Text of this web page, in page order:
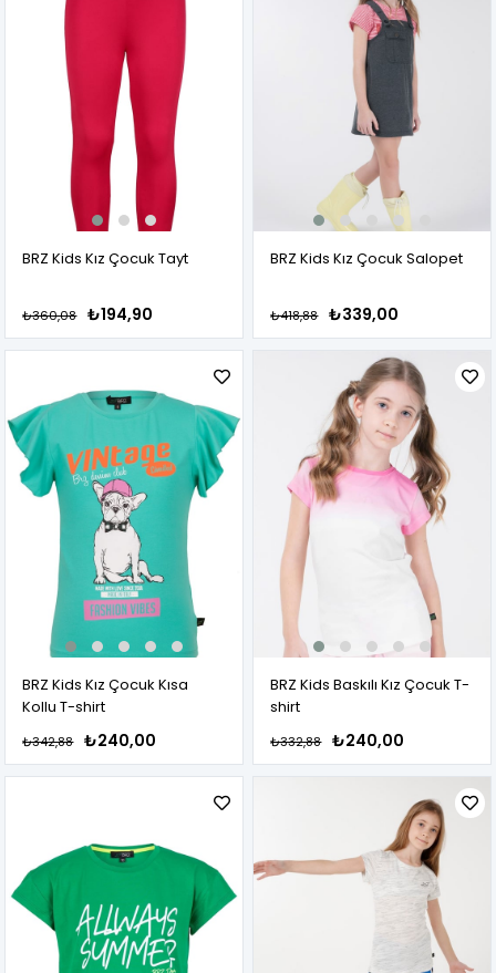
BRZ Kids Kız Çocuk Tayt
₺194,90
₺360,08
BRZ Kids Kız Çocuk Salopet
₺339,00
₺418,88
BRZ Kids Kız Çocuk Kısa
Kollu T-shirt
₺240,00
₺342,88
BRZ Kids Baskılı Kız Çocuk T-
shirt
₺240,00
₺332,88